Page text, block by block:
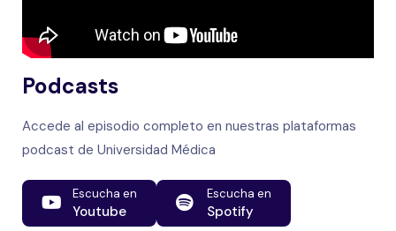
Podcasts
Accede al episodio completo en nuestras plataformas
podcast de Universidad Médica
Escucha en
Youtube
Escucha en
Spotify